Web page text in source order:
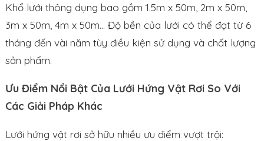
Khổ lưới thông dụng bao gồm 1.5m x 50m, 2m x 50m,
3m x 50m, 4m x 50m… Độ bền của lưới có thể đạt từ 6
tháng đến vài năm tùy điều kiện sử dụng và chất lượng
sản phẩm.
Ưu Điểm Nổi Bật Của Lưới Hứng Vật Rơi So Với
Các Giải Pháp Khác
Lưới hứng vật rơi sở hữu nhiều ưu điểm vượt trội: